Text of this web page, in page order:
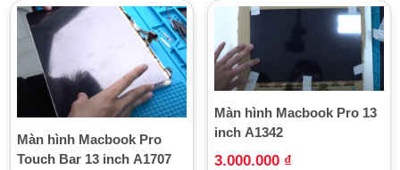
MacBook Pro có thiết kế mỏng nhẹ nhưng màn hình vẫn
dễ bị vỡ hoặc nứt khi bị va đập
Nguyên nhân khiến MacBook Pro cần
thay màn hình
Những nguyên nhân phổ biến khiến màn hình Macbook Pro
Màn hình Macbook Pro
Touch Bar 13 inch A1707
Màn hình Macbook Pro 13
inch A1342
3.000.000 ₫